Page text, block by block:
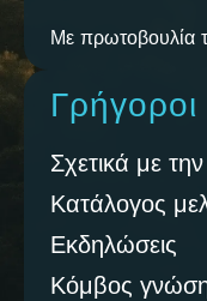
Με πρωτοβουλία
Σχετικά με
Κατάλογος
Εκδηλώσεις
Κόμβος